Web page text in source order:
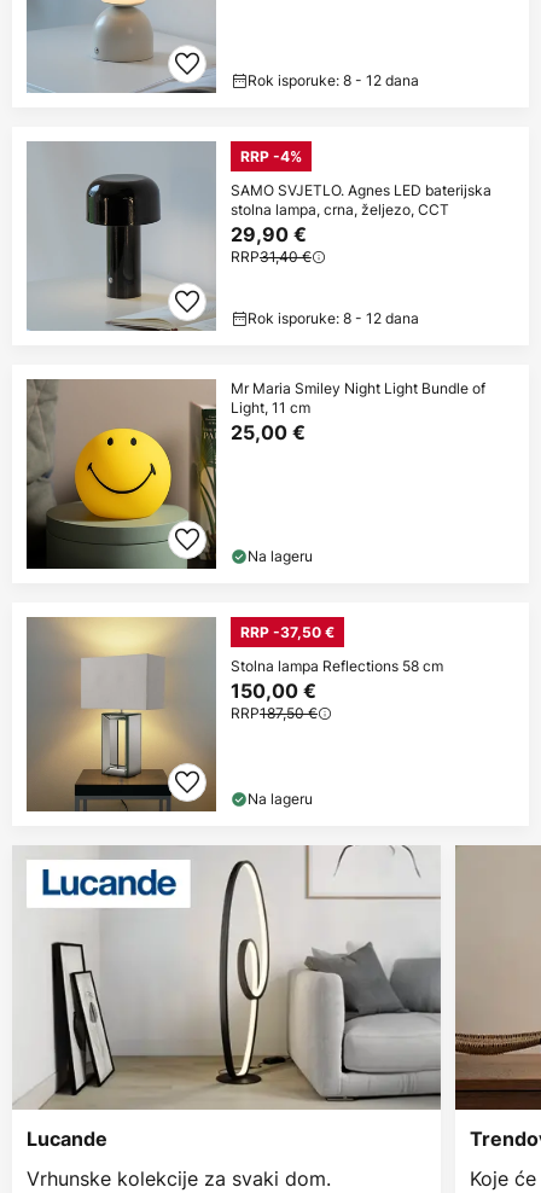
Rok isporuke: 8 - 12 dana
RRP -4%
SAMO SVJETLO. Agnes LED baterijska
stolna lampa, crna, željezo, CCT
29,90 €
RRP31,40 €
Rok isporuke: 8 - 12 dana
Mr Maria Smiley Night Light Bundle of
Light, 11 cm
25,00 €
Na lageru
RRP -37,50 €
Stolna lampa Reflections 58 cm
150,00 €
RRP187,50 €
Na lageru
Lucande
Vrhunske kolekcije za svaki dom.
Koje